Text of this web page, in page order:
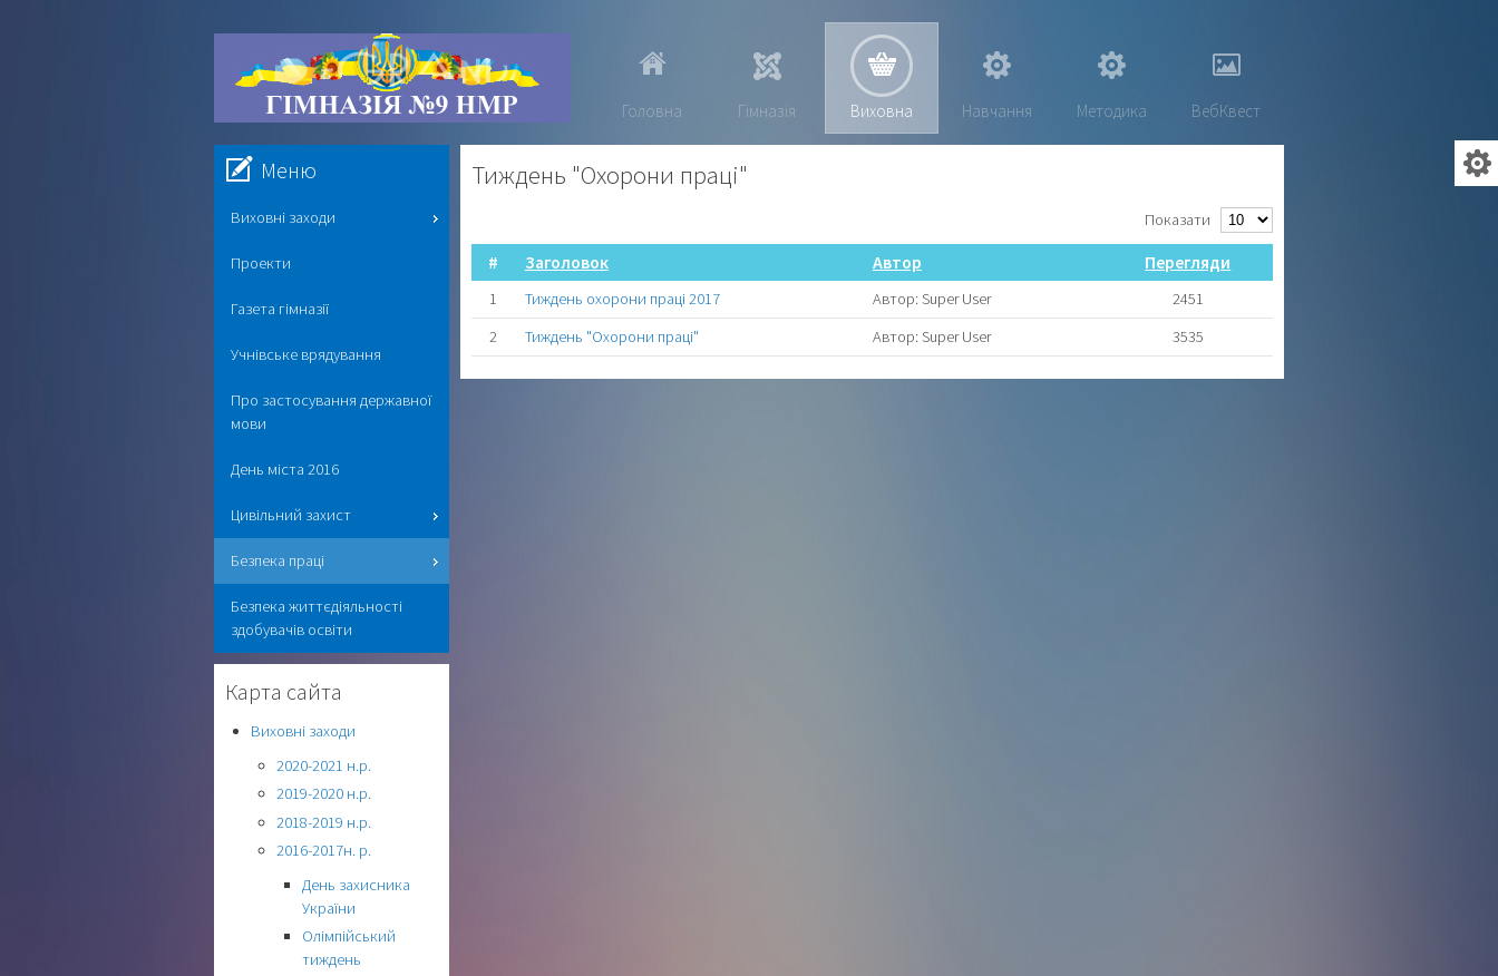
Головна Гімназія Виховна Навчання Методика ВебКвест
Тиждень "Охорони праці"
Показати
# Заголовок Автор Перегляди
1 Тиждень охорони праці 2017 Автор: Super User
2451
2
Тиждень "Охорони праці" Автор: Super User 3535
Меню
Виховні заходи
Проекти
Газета гімназії
Учнівське врядування
Про застосування державної
мови
День міста 2016
Цивільний захист
Безпека праці
Безпека життєдіяльності
здобувачів освіти
Карта сайта
Виховні заходи
2020-2021 н.р.
2019-2020 н.р.
2018-2019 н.р.
2016-2017н. р.
День захисника
України
Олімпійський
тиждень